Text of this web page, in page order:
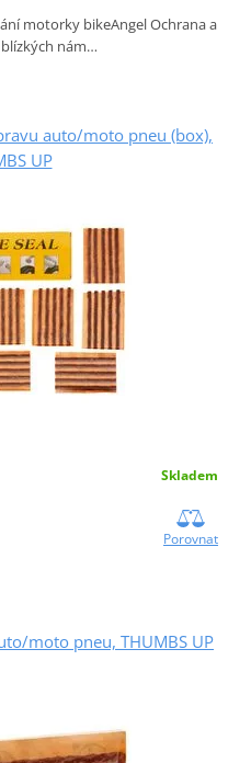
motorky bikeAngel Ochrana a
nám…
auto/moto pneu (box),
UP
Skladem
Porovnat
moto pneu, THUMBS UP